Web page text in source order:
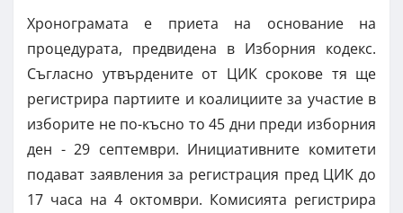
Хронограмата е приета на основание на
процедурата, предвидена в Изборния кодекс.
Съгласно утвърдените от ЦИК срокове тя ще
регистрира партиите и коалициите за участие в
изборите не по-късно то 45 дни преди изборния
ден - 29 септември. Инициативните комитети
подават заявления за регистрация пред ЦИК до
17 часа на 4 октомври. Комисията регистрира